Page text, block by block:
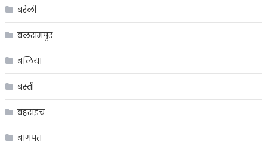
बरेली
बलरामपुर
बलिया
बस्ती
बहराइच
बागपत